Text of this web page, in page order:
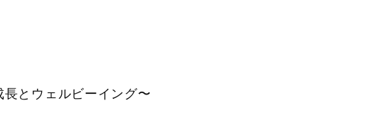
とウェルビーイング〜